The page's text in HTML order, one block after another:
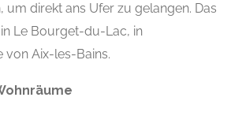
um direkt ans Ufer zu gelangen. Das
Le Bourget-du-Lac, in
von Aix-les-Bains.